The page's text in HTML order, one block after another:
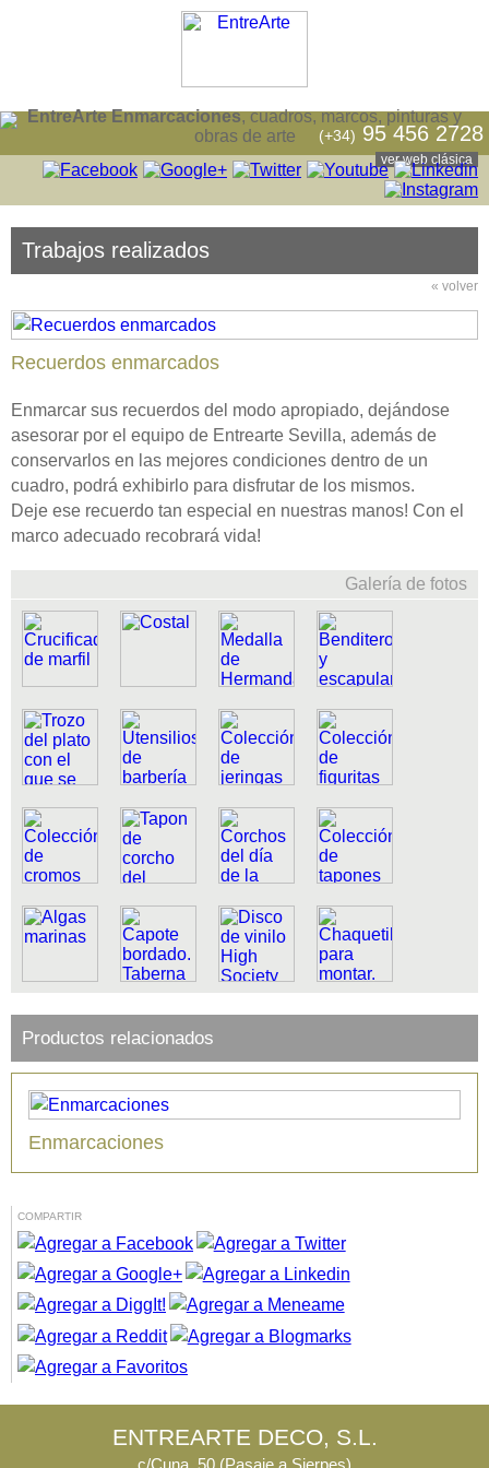
EntreArte Enmarcaciones, cuadros, marcos, pinturas y
obras de arte
ver web clásica
(+34) 95 456 2728
Trabajos realizados
« volver
Recuerdos enmarcados
Enmarcar sus recuerdos del modo apropiado, dejándose
asesorar por el equipo de Entrearte Sevilla, además de
conservarlos en las mejores condiciones dentro de un
cuadro, podrá exhibirlo para disfrutar de los mismos.
Deje ese recuerdo tan especial en nuestras manos! Con el
marco adecuado recobrará vida!
Galería de fotos
Productos relacionados
Enmarcaciones
COMPARTIR
ENTREARTE DECO, S.L.
c/Cuna, 50 (Pasaje a Sierpes)